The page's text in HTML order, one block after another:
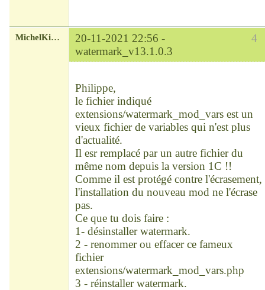
4
MichelKirsch
20-11-2021 22:56 -
watermark_v13.1.0.3
Philippe,
le fichier indiqué
extensions/watermark_mod_vars est un
vieux fichier de variables qui n'est plus
d'actualité.
Il esr remplacé par un autre fichier du
même nom depuis la version 1C !!
Comme il est protégé contre l'écrasement,
l'installation du nouveau mod ne l'écrase
pas.
Ce que tu dois faire :
1- désinstaller watermark.
2 - renommer ou effacer ce fameux
fichier
extensions/watermark_mod_vars.php
3 - réinstaller watermark.